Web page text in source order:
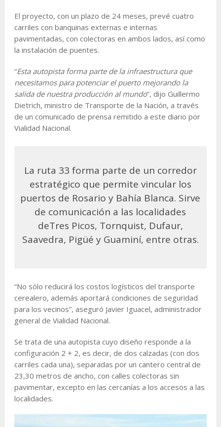
El proyecto, con un plazo de 24 meses, prevé cuatro
carriles con banquinas externas e internas
pavimentadas, con colectoras en ambos lados, así como
la instalación de puentes.
“Esta autopista forma parte de la infraestructura que
necesitamos para potenciar el puerto mejorando la
salida de nuestra producción al mundo”, dijo Guillermo
Dietrich, ministro de Transporte de la Nación, a través
de un comunicado de prensa remitido a este diario por
Vialidad Nacional.
La ruta 33 forma parte de un corredor
estratégico que permite vincular los
puertos de Rosario y Bahía Blanca. Sirve
de comunicación a las localidades
deTres Picos, Tornquist, Dufaur,
Saavedra, Pigüé y Guaminí, entre otras.
“No sólo reducirá los costos logísticos del transporte
cerealero, además aportará condiciones de seguridad
para los vecinos”, aseguró Javier Iguacel, administrador
general de Vialidad Nacional.
Se trata de una autopista cuyo diseño responde a la
configuración 2 + 2, es decir, de dos calzadas (con dos
carriles cada una), separadas por un cantero central de
23,30 metros de ancho, con calles colectoras sin
pavimentar, excepto en las cercanías a los accesos a las
localidades.